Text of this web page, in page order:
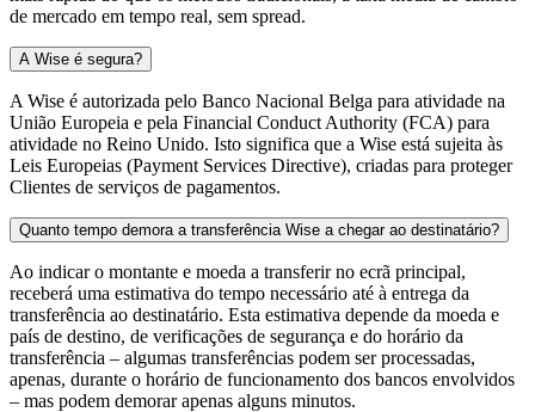
de mercado em tempo real, sem spread.​
A Wise é segura?
A Wise é autorizada pelo Banco Nacional Belga para atividade na
União Europeia e pela Financial Conduct Authority (FCA) para
atividade no Reino Unido. Isto significa que a Wise está sujeita às
Leis Europeias (Payment Services Directive), criadas para proteger
Clientes de serviços de pagamentos.
Quanto tempo demora a transferência Wise a chegar ao destinatário?
Ao indicar o montante e moeda a transferir no ecrã principal,
receberá uma estimativa do tempo necessário até à entrega da
transferência ao destinatário. Esta estimativa depende da moeda e
país de destino, de verificações de segurança e do horário da
transferência – algumas transferências podem ser processadas,
apenas, durante o horário de funcionamento dos bancos envolvidos
– mas podem demorar apenas alguns minutos.​​